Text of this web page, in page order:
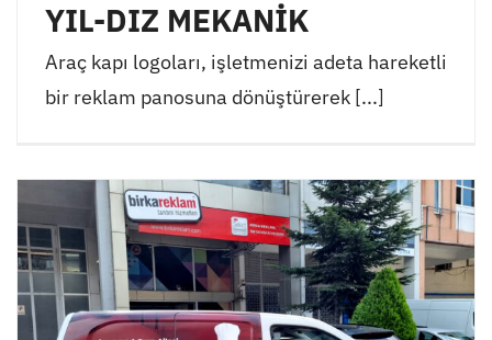
YIL-DIZ MEKANİK
Araç kapı logoları, işletmenizi adeta hareketli
bir reklam panosuna dönüştürerek [...]